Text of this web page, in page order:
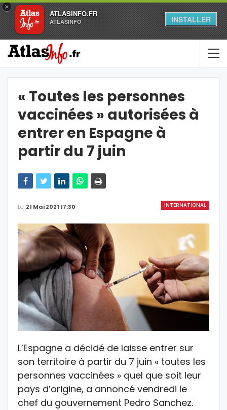
×
ATLASINFO.FR
ATLASINFO INSTALLER
« Toutes les personnes
vaccinées » autorisées à
entrer en Espagne à
partir du 7 juin
INTERNATIONAL
Le 21 Mai 2021 17:30
L’Espagne a décidé de laisse entrer sur
son territoire à partir du 7 juin « toutes les
personnes vaccinées » quel que soit leur
pays d’origine, a annoncé vendredi le
chef du gouvernement Pedro Sanchez.